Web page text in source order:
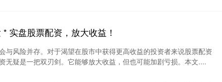
实盘股票配资，放大收益！
与风险并存。对于渴望在股市中获得更高收益的投资者来说股票配资
无疑是一把双刃剑。它能够放大收益，但也可能加剧亏损。本文....